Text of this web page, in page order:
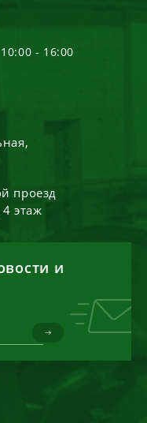
- 16:00
проезд
этаж
и